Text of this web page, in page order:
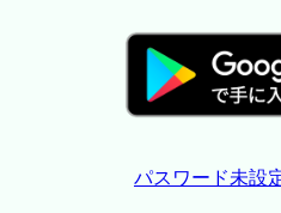
パスワード未設